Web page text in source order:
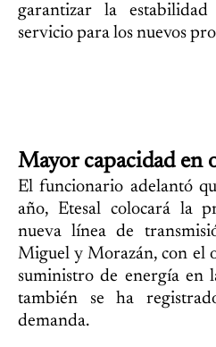
garantizar la
servicio para los nuevos
Mayor capacidad en
El funcionario adelantó
año, Etesal colocará la
nueva línea de
Miguel y Morazán, con el
suministro de energía en
también se ha
demanda.